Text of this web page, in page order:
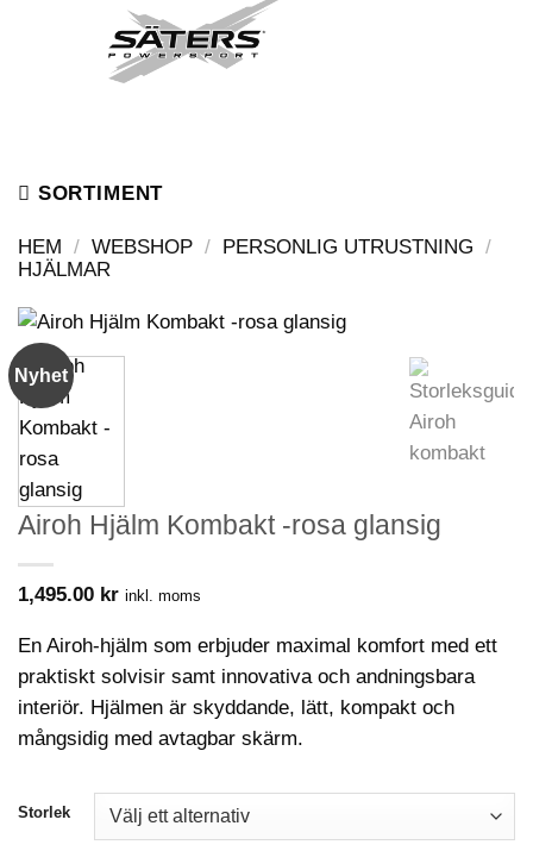
SORTIMENT
HEM / WEBSHOP / PERSONLIG UTRUSTNING /
HJÄLMAR
Nyhet
Airoh Hjälm Kombakt -rosa glansig
1,495.00 kr inkl. moms
En Airoh-hjälm som erbjuder maximal komfort med ett
praktiskt solvisir samt innovativa och andningsbara
interiör. Hjälmen är skyddande, lätt, kompakt och
mångsidig med avtagbar skärm.
Storlek